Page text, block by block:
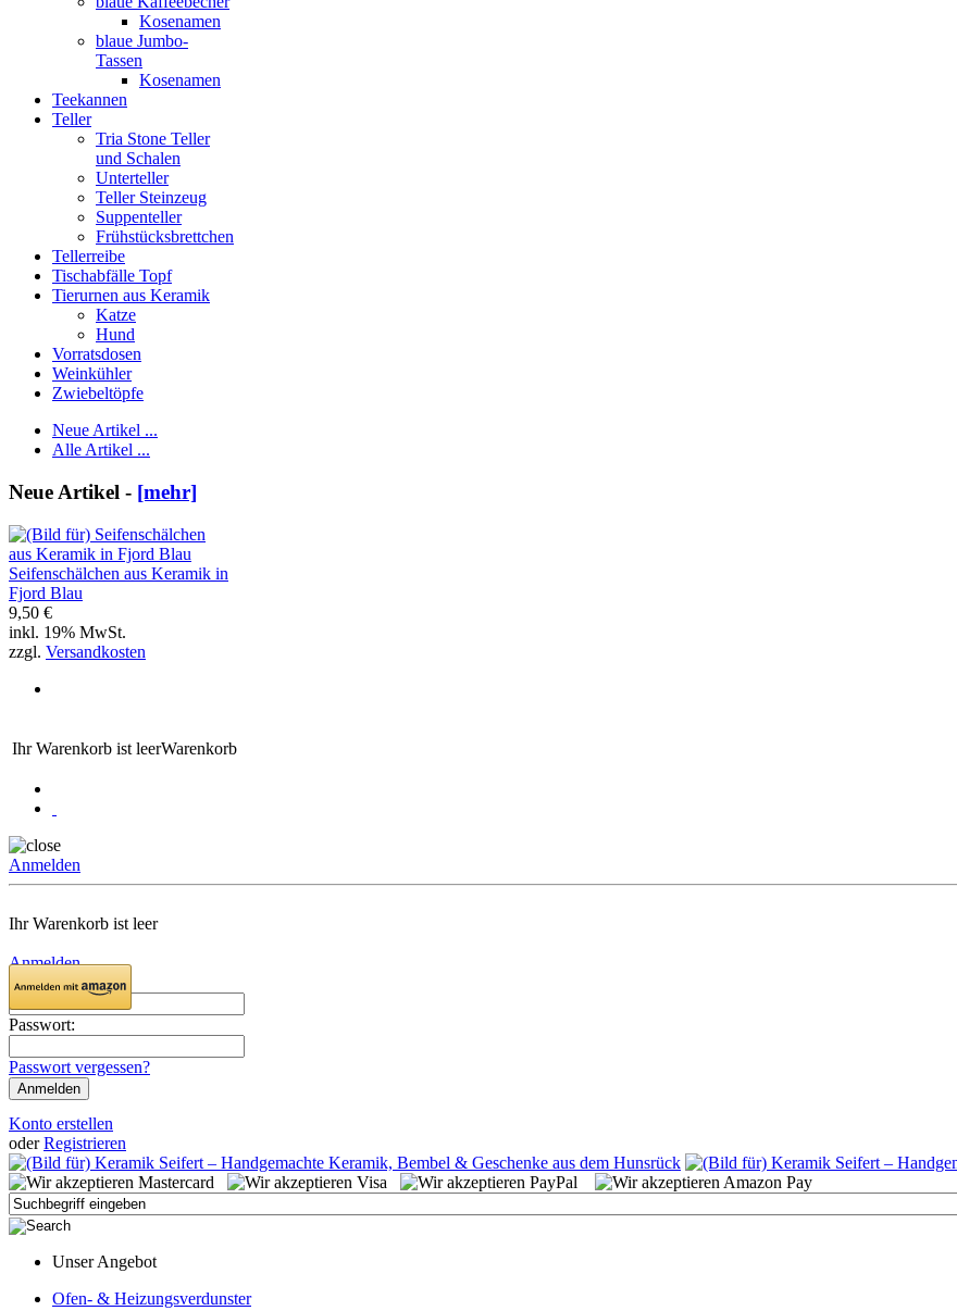
Kosenamen
blaue Jumbo-
Tassen
Kosenamen
Teekannen
Teller
Tria Stone Teller
und Schalen
Unterteller
Teller Steinzeug
Suppenteller
Frühstücksbrettchen
Tellerreibe
Tischabfälle Topf
Tierurnen aus Keramik
Katze
Hund
Vorratsdosen
Weinkühler
Zwiebeltöpfe
Neue Artikel ...
Alle Artikel ...
Neue Artikel - [mehr]
Seifenschälchen aus Keramik in
Fjord Blau
9,50 €
inkl. 19% MwSt.
zzgl. Versandkosten
Ihr Warenkorb ist leerWarenkorb
Anmelden
Ihr Warenkorb ist leer
Anmelden
Email:
Passwort:
Passwort vergessen?
Konto erstellen
oder Registrieren
Unser Angebot
Ofen- & Heizungsverdunster